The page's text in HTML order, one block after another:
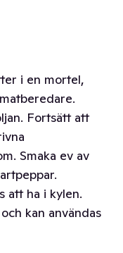
i en mortel,
Fortsätt att
Smaka ev av
att ha i kylen.
kan användas